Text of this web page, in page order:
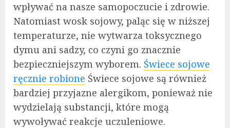
wpływać na nasze samopoczucie i zdrowie.
Natomiast wosk sojowy, paląc się w niższej
temperaturze, nie wytwarza toksycznego
dymu ani sadzy, co czyni go znacznie
bezpieczniejszym wyborem. Świece sojowe
ręcznie robione Świece sojowe są również
bardziej przyjazne alergikom, ponieważ nie
wydzielają substancji, które mogą
wywoływać reakcje uczuleniowe.